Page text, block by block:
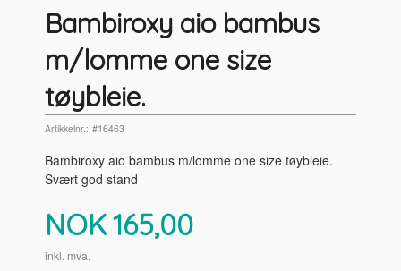
Bambiroxy aio bambus
m/lomme one size
tøybleie.
Artikkelnr.: #16463
Bambiroxy aio bambus m/lomme one size tøybleie.
Svært god stand
Pris
NOK165,00
inkl. mva.